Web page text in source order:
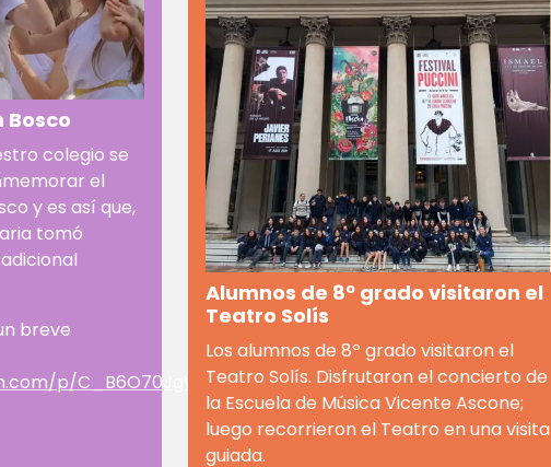
Bosco
colegio se
el
y es así que,
tomó
breve
p/C_B6O70JgW7/
Alumnos de 8º grado visitaron el
Teatro Solís
Los alumnos de 8º grado visitaron el
Teatro Solís. Disfrutaron el concierto de
la Escuela de Música Vicente Ascone;
luego recorrieron el Teatro en una visita
guiada.